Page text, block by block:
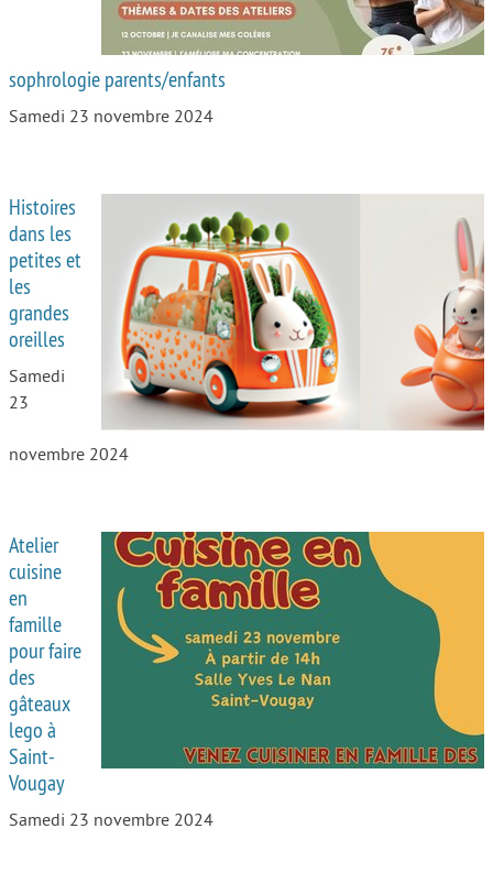
sophrologie parents/enfants
Samedi 23 novembre 2024
Histoires
dans les
petites et
les
grandes
oreilles
Samedi
23
novembre 2024
Atelier
cuisine
en
famille
pour faire
des
gâteaux
lego à
Saint-
Vougay
Samedi 23 novembre 2024